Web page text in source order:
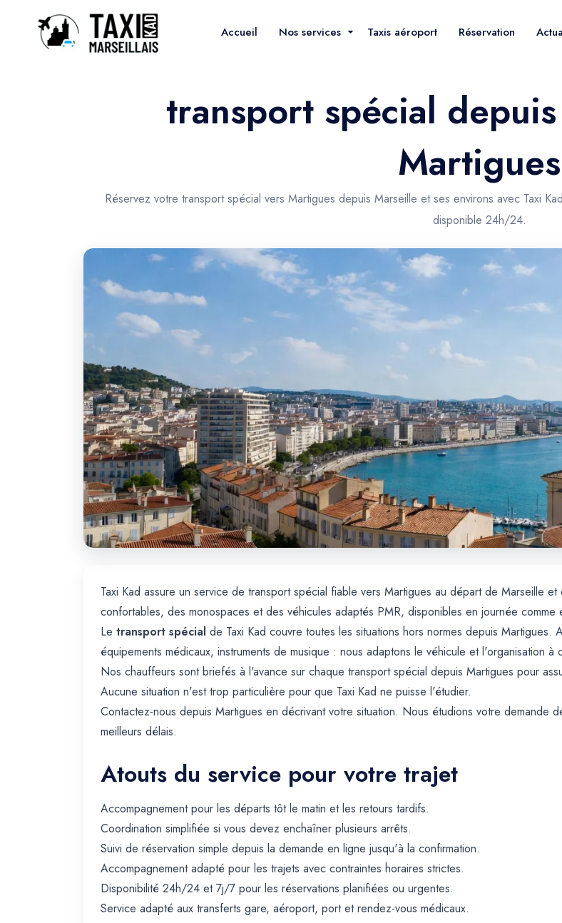
Accueil Nos services Taxis aéroport Réservation
transport spécial
Martigues
Réservez votre transport spécial vers Martigues depuis Marseille et ses environs avec Taxi
disponible 24h/24.
Taxi Kad assure un service de transport spécial fiable vers Martigues au départ de Marseille
confortables, des monospaces et des véhicules adaptés PMR, disponibles en journée
Le transport spécial de Taxi Kad couvre toutes les situations hors normes depuis Martigues.
équipements médicaux, instruments de musique : nous adaptons le véhicule et l'organisation à
Nos chauffeurs sont briefés à l'avance sur chaque transport spécial depuis Martigues pour
Aucune situation n'est trop particulière pour que Taxi Kad ne puisse l'étudier.
Contactez-nous depuis Martigues en décrivant votre situation. Nous étudions votre demande
meilleurs délais.
Atouts du service pour votre trajet
Accompagnement pour les départs tôt le matin et les retours tardifs.
Coordination simplifiée si vous devez enchaîner plusieurs arrêts.
Suivi de réservation simple depuis la demande en ligne jusqu'à la confirmation.
Accompagnement adapté pour les trajets avec contraintes horaires strictes.
Disponibilité 24h/24 et 7j/7 pour les réservations planifiées ou urgentes.
Service adapté aux transferts gare, aéroport, port et rendez-vous médicaux.